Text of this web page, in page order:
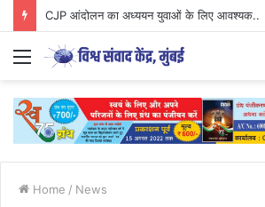
CJP आंदोलन का अध्ययन युवाओं के लिए आवश्यक..
Menu
Home / News